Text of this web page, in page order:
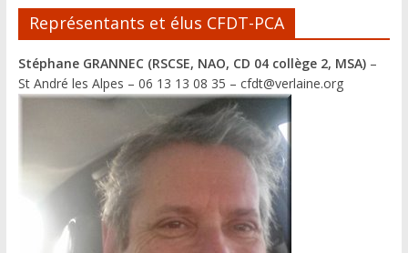
e
:
Représentants et élus CFDT-PCA
Stéphane GRANNEC (RSCSE, NAO, CD 04 collège 2, MSA)–
St André les Alpes – 06 13 13 08 35 – cfdt@verlaine.org